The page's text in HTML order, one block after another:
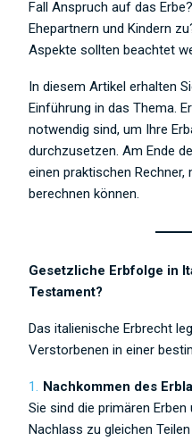
Fall Anspruch auf das
Ehepartnern und Kindern
Aspekte sollten beachtet
In diesem Artikel erhalten
Einführung in das Thema.
notwendig sind, um Ihre
durchzusetzen. Am Ende
einen praktischen Rechner,
berechnen können.
Gesetzliche Erbfolge in
Testament?
Das italienische Erbrecht
Verstorbenen in einer
Nachkommen des
Sie sind die primären
Nachlass zu gleichen